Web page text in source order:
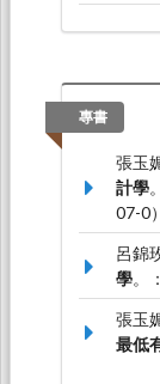
於第
率統
大學
張玉
討會
用數
(張玉
專書
張玉
計學
07-0）
呂錦
學。
張玉
最低